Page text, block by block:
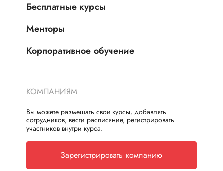
Бесплатные курсы
Менторы
Корпоративное обучение
КОМПАНИЯМ
Вы можете размещать свои курсы, добавлять
сотрудников, вести расписание, регистрировать
участников внутри курса.
Зарегистрировать компанию